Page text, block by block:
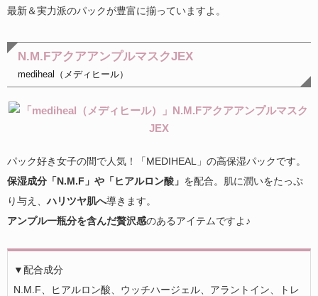
最新＆実力派のパックが豊富に揃っていますよ。
N.M.FアクアアンプルマスクJEX
mediheal（メディヒール）
パック好き女子の間で人気！「MEDIHEAL」の高保湿パックです。
保湿成分「N.M.F」や「ヒアルロン酸」 を配合。肌に潤いをたっぷ
り与え、ハリツヤ肌へ導きます。
アンプル一瓶分を含んだ贅沢感のあるアイテムですよ♪
▼配合成分
N.M.F、ヒアルロン酸、ウッチハージェル、アラントイン、トレ